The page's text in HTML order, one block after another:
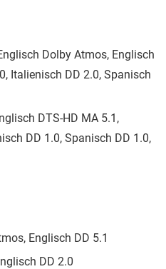
Dolby Atmos, Englisch
Italienisch DD 2.0, Spanisch
DTS-HD MA 5.1,
DD 1.0, Spanisch DD 1.0,
Englisch DD 5.1
DD 2.0